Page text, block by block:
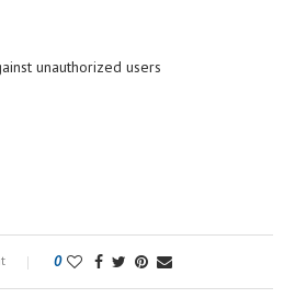
unauthorized users
0